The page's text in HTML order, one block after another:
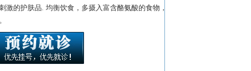
的护肤品. 均衡饮食，多摄入富含酪氨酸的食物，如